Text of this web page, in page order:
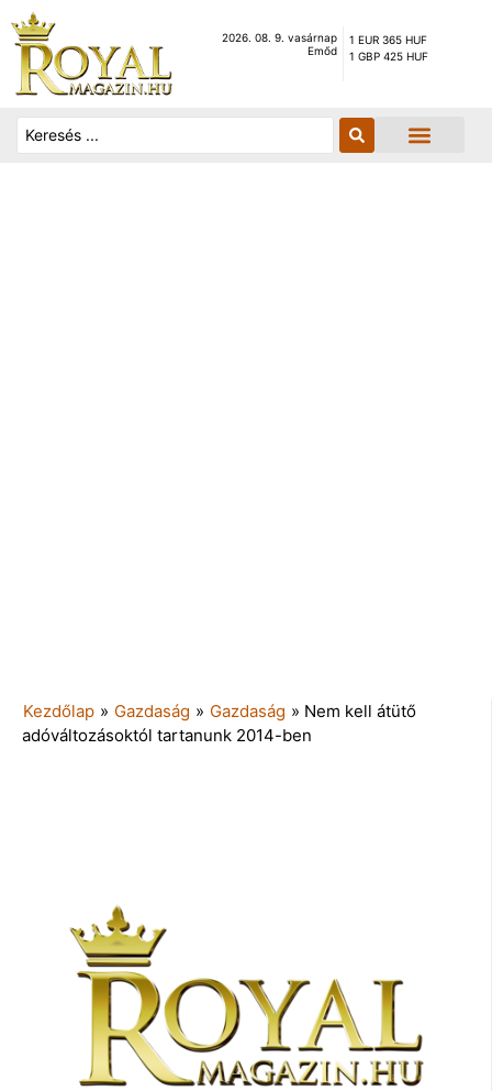
2026. 08. 9. vasárnap
Emőd
1 EUR 365 HUF
1 GBP 425 HUF
Kezdőlap » Gazdaság » Gazdaság » Nem kell átütő
adóváltozásoktól tartanunk 2014-ben